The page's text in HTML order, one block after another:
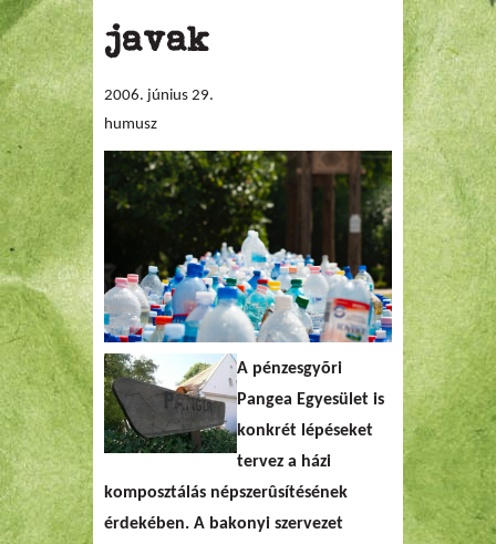
javak
2006. június 29.
humusz
A pénzesgyõri
Pangea Egyesület is
konkrét lépéseket
tervez a házi
komposztálás népszerûsítésének
érdekében. A bakonyi szervezet